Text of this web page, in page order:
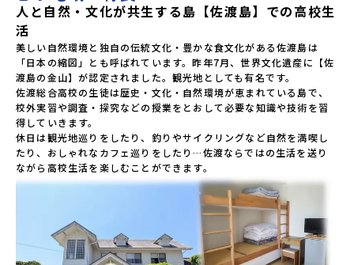
人と自然・文化が共生する島【佐渡島】での高校生
活
美しい自然環境と独自の伝統文化・豊かな食文化がある佐渡島は
「日本の縮図」とも呼ばれています。昨年7月、世界文化遺産に【佐
渡島の金山】が認定されました。観光地としても有名です。
佐渡総合高校の生徒は歴史・文化・自然環境が恵まれている島で、
校外実習や調査・探究などの授業をとおして必要な知識や技術を習
得していきます。
休日は観光地巡りをしたり、釣りやサイクリングなど自然を満喫し
たり、おしゃれなカフェ巡りをしたり…佐渡ならではの生活を送り